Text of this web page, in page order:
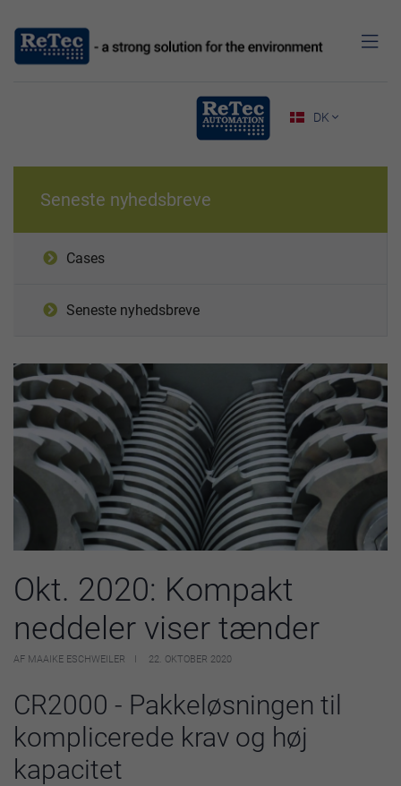

DK 
Seneste nyhedsbreve
Cases
Seneste nyhedsbreve
Okt. 2020: Kompakt
neddeler viser tænder
AF MAAIKE ESCHWEILER 22. OKTOBER 2020
CR2000 - Pakkeløsningen til
komplicerede krav og høj
kapacitet